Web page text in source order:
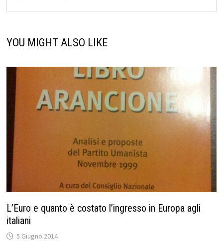
YOU MIGHT ALSO LIKE
L’Euro e quanto è costato l’ingresso in Europa agli
italiani
5 Giugno 2014